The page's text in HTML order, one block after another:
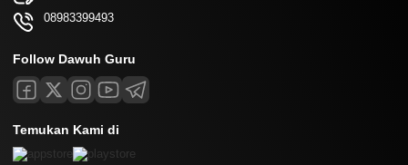
08983399493
Follow Dawuh Guru
Temukan Kami di